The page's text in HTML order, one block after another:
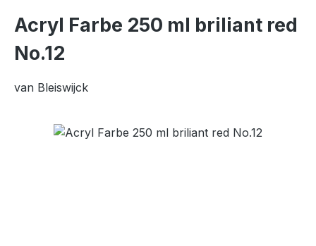
Acryl Farbe 250 ml briliant red
No.12
van Bleiswijck
Bildergalerie überspringen